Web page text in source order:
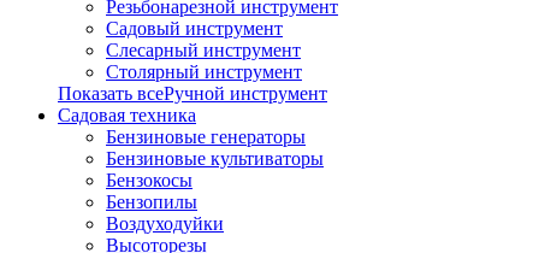
Резьбонарезной инструмент
Садовый инструмент
Слесарный инструмент
Столярный инструмент
Показать всеРучной инструмент
Садовая техника
Бензиновые генераторы
Бензиновые культиваторы
Бензокосы
Бензопилы
Воздуходуйки
Высоторезы